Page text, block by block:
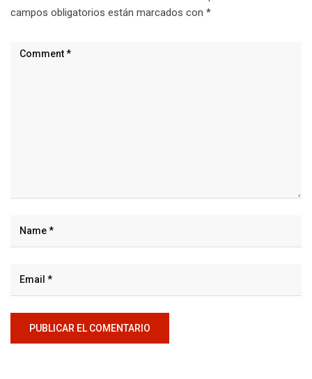
campos obligatorios están marcados con *